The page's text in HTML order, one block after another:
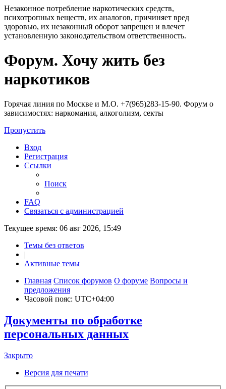
Незаконное потребление наркотических средств,
психотропных веществ, их аналогов, причиняет вред
здоровью, их незаконный оборот запрещен и влечет
установленную законодательством ответственность.
Регистрация
Форум. Хочу жить без
наркотиков
Горячая линия по Москве и М.О. +7(965)283-15-90. Форум о
зависимостях: наркомания, алкоголизм, секты
Пропустить
Вход
Регистрация
Ссылки
Поиск
FAQ
Связаться с администрацией
Текущее время: 06 авг 2026, 15:49
Темы без ответов
|
Активные темы
Главная Список форумов О форуме Вопросы и
предложения
Часовой пояс: UTC+04:00
Документы по обработке
персональных данных
Закрыто
Закрыто
Версия для печати